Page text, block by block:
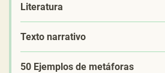
Literatura
Texto narrativo
50 Ejemplos de metáforas